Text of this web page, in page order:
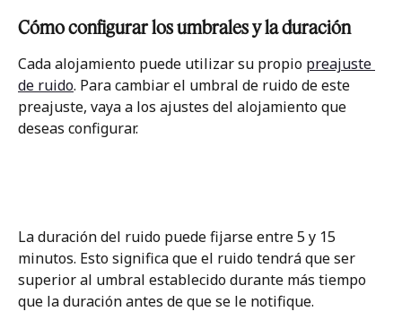
Cómo configurar los umbrales y la duración
Cada alojamiento puede utilizar su propio preajuste
de ruido. Para cambiar el umbral de ruido de este
preajuste, vaya a los ajustes del alojamiento que
deseas configurar.
La duración del ruido puede fijarse entre 5 y 15
minutos. Esto significa que el ruido tendrá que ser
superior al umbral establecido durante más tiempo
que la duración antes de que se le notifique.